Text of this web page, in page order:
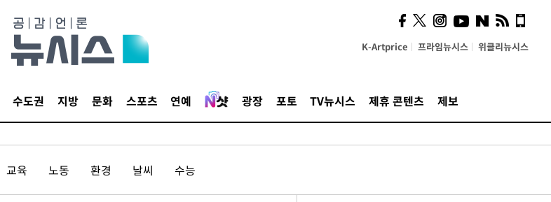
K-Artprice 프라임뉴시스 위클리뉴시스
수도권 지방 문화 스포츠 연예 광장 포토 TV뉴시스 제휴 콘텐츠 제보
교육 노동 환경 날씨 수능
시, 스마트폰 액세서리에
NFC 더했다